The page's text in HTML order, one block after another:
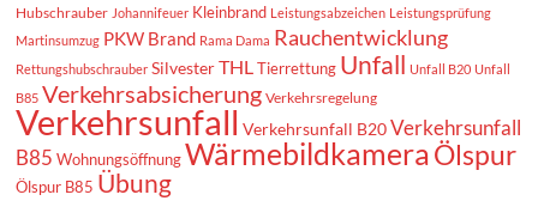
Hubschrauber Johannifeuer Kleinbrand Leistungsabzeichen Leistungsprüfung
Martinsumzug PKW Brand Rama Dama Rauchentwicklung
Rettungshubschrauber Silvester THL Tierrettung Unfall Unfall B20 Unfall
B85 Verkehrsabsicherung Verkehrsregelung
Verkehrsunfall Verkehrsunfall B20 Verkehrsunfall
B85 Wohnungsöffnung WärmebildkameraÖlspur
Ölspur B85 Übung